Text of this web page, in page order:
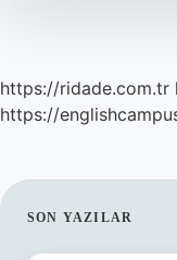
https://ridade.com.tr
https://
SON YAZILAR